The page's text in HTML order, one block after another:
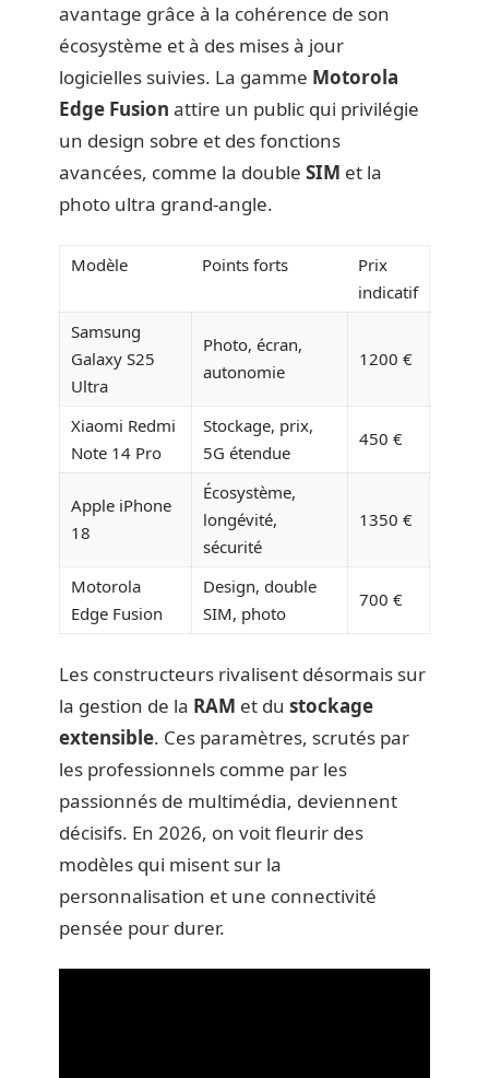
avantage grâce à la cohérence de son
écosystème et à des mises à jour
logicielles suivies. La gamme Motorola
Edge Fusion attire un public qui privilégie
un design sobre et des fonctions
avancées, comme la double SIM et la
photo ultra grand-angle.
Modèle Points forts
Prix
indicatif
Samsung
Galaxy S25
Ultra
Photo, écran,
autonomie
1200 €
Xiaomi Redmi
Note 14 Pro
Stockage, prix,
5G étendue
450 €
Apple iPhone
18
Écosystème,
longévité,
sécurité
1350 €
Motorola
Edge Fusion
Design, double
SIM, photo
700 €
Les constructeurs rivalisent désormais sur
la gestion de la RAM et du stockage
extensible. Ces paramètres, scrutés par
les professionnels comme par les
passionnés de multimédia, deviennent
décisifs. En 2026, on voit fleurir des
modèles qui misent sur la
personnalisation et une connectivité
pensée pour durer.